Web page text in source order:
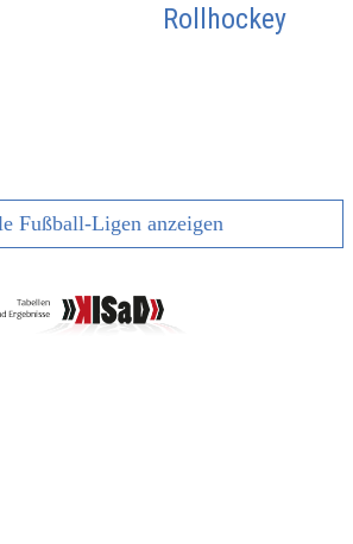
Rollhockey
Fußball-Ligen anzeigen